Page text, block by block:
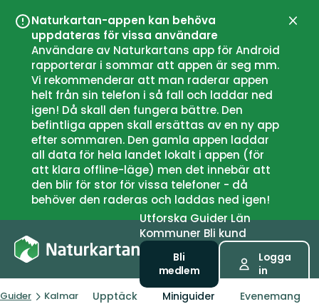
Naturkartan-appen kan behöva
uppdateras för vissa användare
Användare av Naturkartans app för Android
rapporterar i sommar att appen är seg mm.
Vi rekommenderar att man raderar appen
helt från sin telefon i så fall och laddar ned
igen! Då skall den fungera bättre. Den
befintliga appen skall ersättas av en ny app
efter sommaren. Den gamla appen laddar
all data för hela landet lokalt i appen (för
att klara offline-läge) men det innebär att
den blir för stor för vissa telefoner - då
behöver den raderas och laddas ned igen!
UtforskaGuiderLän
Kommuner Bli kund
Bli
medlem
Logga
in
Guider Kalmar kommun
Upptäck Miniguider Evenemang